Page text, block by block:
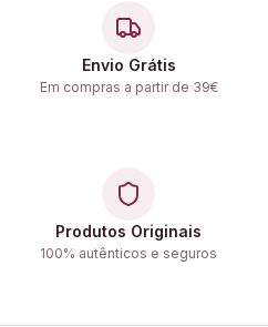
Envio Grátis
Em compras a partir de 39€
Produtos Originais
100% autênticos e seguros